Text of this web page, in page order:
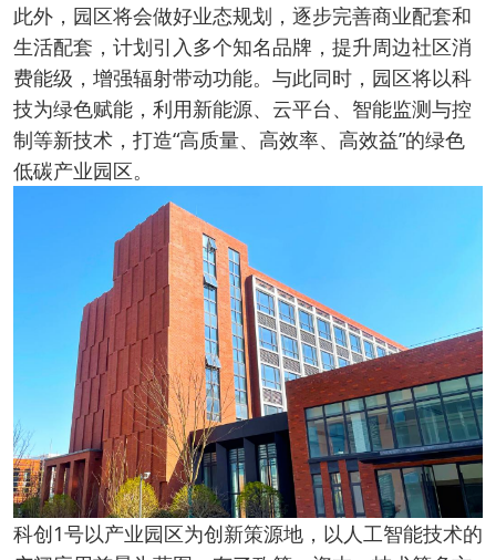
此外，园区将会做好业态规划，逐步完善商业配套和
生活配套，计划引入多个知名品牌，提升周边社区消
费能级，增强辐射带动功能。与此同时，园区将以科
技为绿色赋能，利用新能源、云平台、智能监测与控
制等新技术，打造“高质量、高效率、高效益”的绿色
低碳产业园区。
科创1号以产业园区为创新策源地，以人工智能技术的